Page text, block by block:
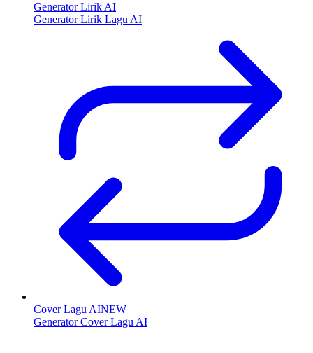
Generator Lirik AI
Generator Lirik Lagu AI
Cover Lagu AINEW
Generator Cover Lagu AI